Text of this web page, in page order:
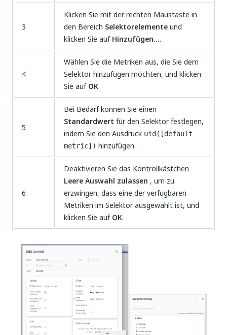
3
Klicken Sie mit der rechten Maustaste in
den Bereich Selektorelementeund
klicken Sie aufHinzufügen….
4
Wählen Sie die Metriken aus, die Sie dem
Selektor hinzufügen möchten, und klicken
Sie aufOK.
5
Bei Bedarf können Sie einen
Standardwert für den Selektor festlegen,
indem Sie den Ausdruck uid([default
metric]) hinzufügen.
6
Deaktivieren Sie das Kontrollkästchen
Leere Auswahl zulassen , um zu
erzwingen, dass eine der verfügbaren
Metriken im Selektor ausgewählt ist, und
klicken Sie aufOK.